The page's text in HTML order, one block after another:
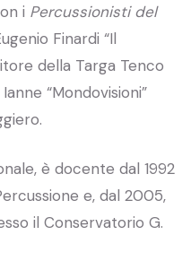
i Percussionisti del
Finardi “Il
della Targa Tenco
“Mondovisioni”
è docente dal 1992
e, dal 2005,
il Conservatorio G.